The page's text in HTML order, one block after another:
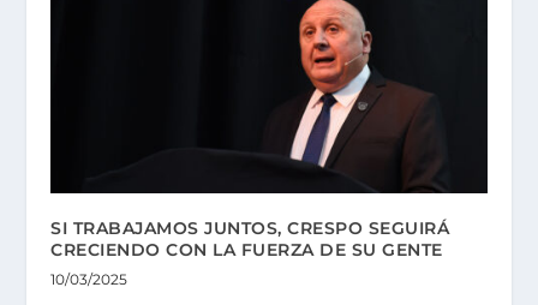
SI TRABAJAMOS JUNTOS, CRESPO SEGUIRÁ
CRECIENDO CON LA FUERZA DE SU GENTE
10/03/2025